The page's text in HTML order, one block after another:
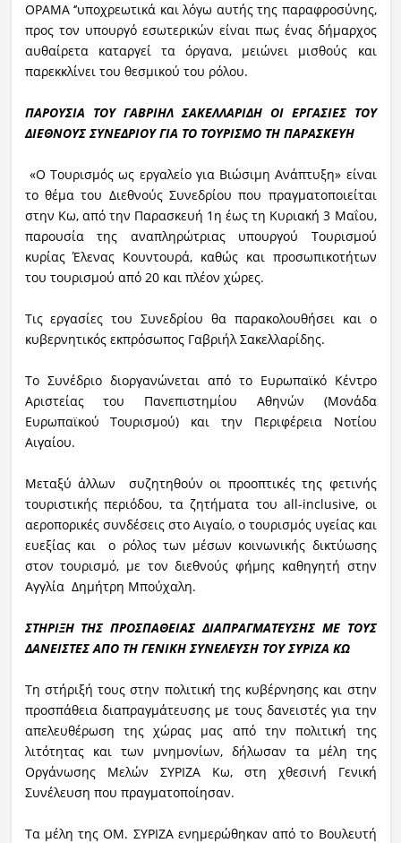
ΟΡΑΜΑ ‘’υποχρεωτικά και λόγω αυτής της παραφροσύνης,
προς τον υπουργό εσωτερικών είναι πως ένας δήμαρχος
αυθαίρετα καταργεί τα όργανα, μειώνει μισθούς και
παρεκκλίνει του θεσμικού του ρόλου.
ΠΑΡΟΥΣΙΑ ΤΟΥ ΓΑΒΡΙΗΛ ΣΑΚΕΛΛΑΡΙΔΗ ΟΙ ΕΡΓΑΣΙΕΣ ΤΟΥ
ΔΙΕΘΝΟΥΣ ΣΥΝΕΔΡΙΟΥ ΓΙΑ ΤΟ ΤΟΥΡΙΣΜΟ ΤΗ ΠΑΡΑΣΚΕΥΗ
«Ο Τουρισμός ως εργαλείο για Βιώσιμη Ανάπτυξη» είναι
το θέμα του Διεθνούς Συνεδρίου που πραγματοποιείται
στην Κω, από την Παρασκευή 1η έως τη Κυριακή 3 Μαΐου,
παρουσία της αναπληρώτριας υπουργού Τουρισμού
κυρίας Έλενας Κουντουρά, καθώς και προσωπικοτήτων
του τουρισμού από 20 και πλέον χώρες.
Τις εργασίες του Συνεδρίου θα παρακολουθήσει και ο
κυβερνητικός εκπρόσωπος Γαβριήλ Σακελλαρίδης.
Το Συνέδριο διοργανώνεται από το Ευρωπαϊκό Κέντρο
Αριστείας του Πανεπιστημίου Αθηνών (Μονάδα
Ευρωπαϊκού Τουρισμού) και την Περιφέρεια Νοτίου
Αιγαίου.
Μεταξύ άλλων συζητηθούν οι προοπτικές της φετινής
τουριστικής περιόδου, τα ζητήματα του all-inclusive, οι
αεροπορικές συνδέσεις στο Αιγαίο, ο τουρισμός υγείας και
ευεξίας και ο ρόλος των μέσων κοινωνικής δικτύωσης
στον τουρισμό, με τον διεθνούς φήμης καθηγητή στην
Αγγλία Δημήτρη Μπούχαλη.
ΣΤΗΡΙΞΗ ΤΗΣ ΠΡΟΣΠΑΘΕΙΑΣ ΔΙΑΠΡΑΓΜΑΤΕΥΣΗΣ ΜΕ ΤΟΥΣ
ΔΑΝΕΙΣΤΕΣ ΑΠΟ ΤΗ ΓΕΝΙΚΗ ΣΥΝΕΛΕΥΣΗ ΤΟΥ ΣΥΡΙΖΑ ΚΩ
Τη στήριξή τους στην πολιτική της κυβέρνησης και στην
προσπάθεια διαπραγμάτευσης με τους δανειστές για την
απελευθέρωση της χώρας μας από την πολιτική της
λιτότητας και των μνημονίων, δήλωσαν τα μέλη της
Οργάνωσης Μελών ΣΥΡΙΖΑ Κω, στη χθεσινή Γενική
Συνέλευση που πραγματοποίησαν.
Τα μέλη της ΟΜ. ΣΥΡΙΖΑ ενημερώθηκαν από το Βουλευτή